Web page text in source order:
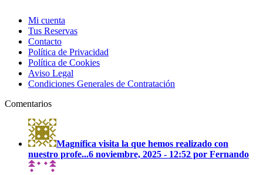
Mi cuenta
Tus Reservas
Contacto
Política de Privacidad
Política de Cookies
Aviso Legal
Condiciones Generales de Contratación
Comentarios
Magnífica visita la que hemos realizado con
nuestro profe...6 noviembre, 2025 - 12:52 por Fernando